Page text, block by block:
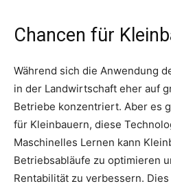
Chancen für
Während sich die Anwendung
in der Landwirtschaft eher auf
Betriebe konzentriert. Aber es
für Kleinbauern, diese
Maschinelles Lernen kann
Betriebsabläufe zu optimieren
Rentabilität zu verbessern.